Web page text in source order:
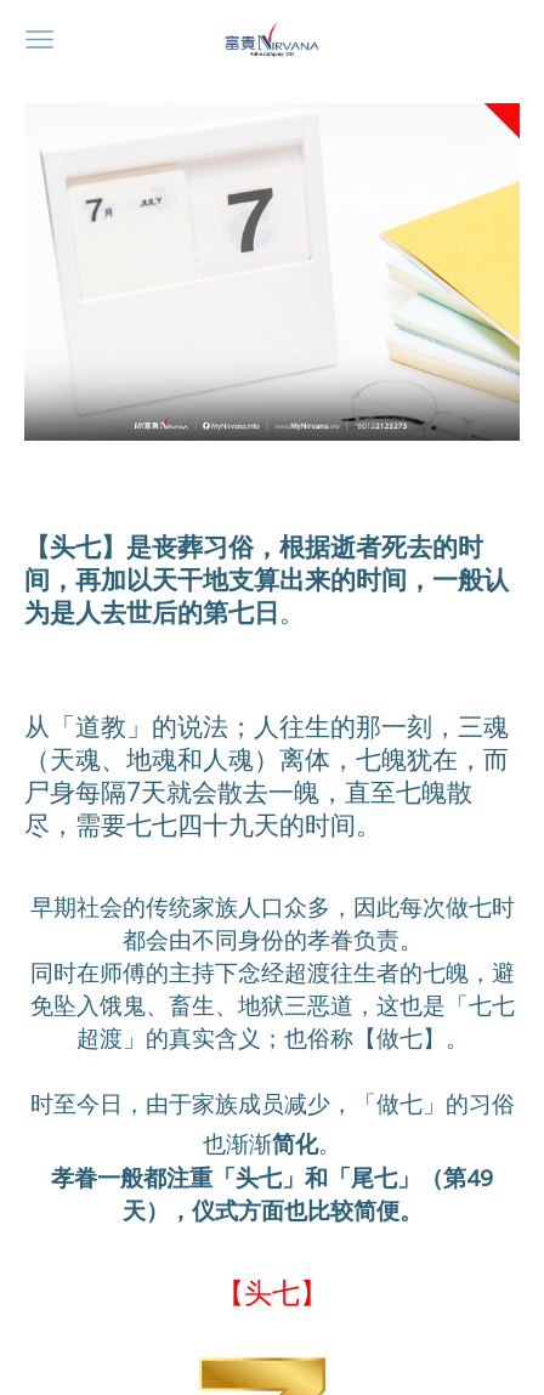
【头七】是丧葬习俗，根据逝者死去的时
间， 再加以天干地支算出来的时间，一般认
为是人去世后的第七日。
从「道教」的说法；人往生的那一刻，三魂
（天魂、地魂和人魂）离体，七魄犹在，而
尸身每隔7天就会散去一魄，直至七魄散
尽，需要七七四十九天的时间。
早期社会的传统家族人口众多，因此每次做七时
都会由不同身份的孝眷负责。
同时在师傅的主持下念经超渡往生者的七魄，避
免坠入饿鬼、畜生、地狱三恶道，这也是「七七
超渡」的真实含义；也俗称【做七】。
时至今日，由于家族成员减少，「做七」的习俗
也渐渐简化。
孝眷一般都注重「头七」和「尾七」（第49
天），仪式方面也比较简便。
【头七】